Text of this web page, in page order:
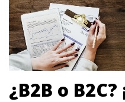
¿B2B o B2C?